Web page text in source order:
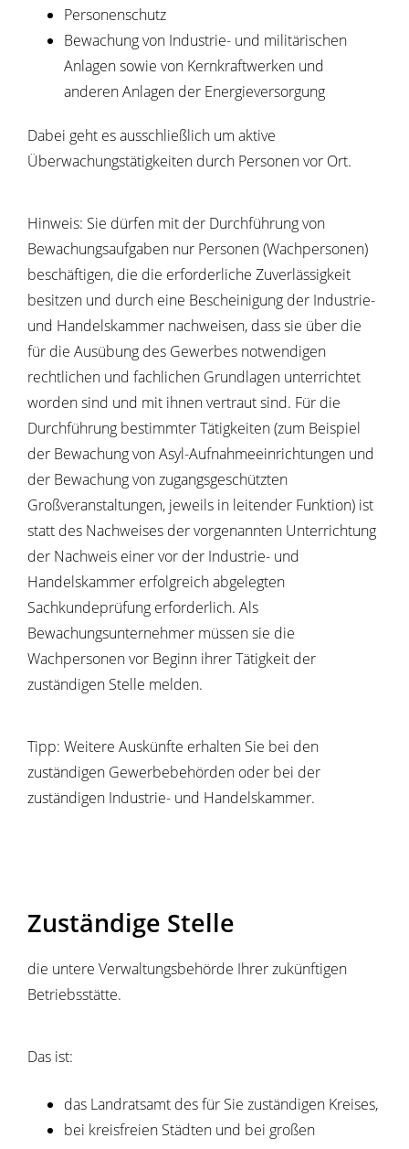
Personenschutz
Bewachung von Industrie- und militärischen
Anlagen sowie von Kernkraftwerken und
anderen Anlagen der Energieversorgung
Dabei geht es ausschließlich um aktive
Überwachungstätigkeiten durch Personen vor Ort.
Hinweis: Sie dürfen mit der Durchführung von
Bewachungsaufgaben nur Personen (Wachpersonen)
beschäftigen, die die erforderliche Zuverlässigkeit
besitzen und durch eine Bescheinigung der Industrie-
und Handelskammer nachweisen, dass sie über die
für die Ausübung des Gewerbes notwendigen
rechtlichen und fachlichen Grundlagen unterrichtet
worden sind und mit ihnen vertraut sind. Für die
Durchführung bestimmter Tätigkeiten (zum Beispiel
der Bewachung von Asyl-Aufnahmeeinrichtungen und
der Bewachung von zugangsgeschützten
Großveranstaltungen, jeweils in leitender Funktion) ist
statt des Nachweises der vorgenannten Unterrichtung
der Nachweis einer vor der Industrie- und
Handelskammer erfolgreich abgelegten
Sachkundeprüfung erforderlich. Als
Bewachungsunternehmer müssen sie die
Wachpersonen vor Beginn ihrer Tätigkeit der
zuständigen Stelle melden.
Tipp: Weitere Auskünfte erhalten Sie bei den
zuständigen Gewerbebehörden oder bei der
zuständigen Industrie- und Handelskammer.
Zuständige Stelle
die untere Verwaltungsbehörde Ihrer zukünftigen
Betriebsstätte.
Das ist:
das Landratsamt des für Sie zuständigen Kreises,
bei kreisfreien Städten und bei großen